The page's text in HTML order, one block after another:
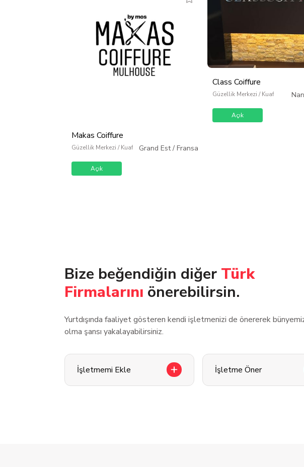
Makas Coiffure
Güzellik Merkezi / Kuaför / Kişisel Bakım
Grand Est/ Fransa
Açık
Class Coiffure
Güzellik Merkezi / Kuaför / Kişisel
Açık
Bize beğendiğin diğer Türk
Firmalarını önerebilirsin.
Yurtdışında faaliyet gösteren kendi işletmenizi de önererek
olma şansı yakalayabilirsiniz.
İşletmemi Ekle İşletme Öner